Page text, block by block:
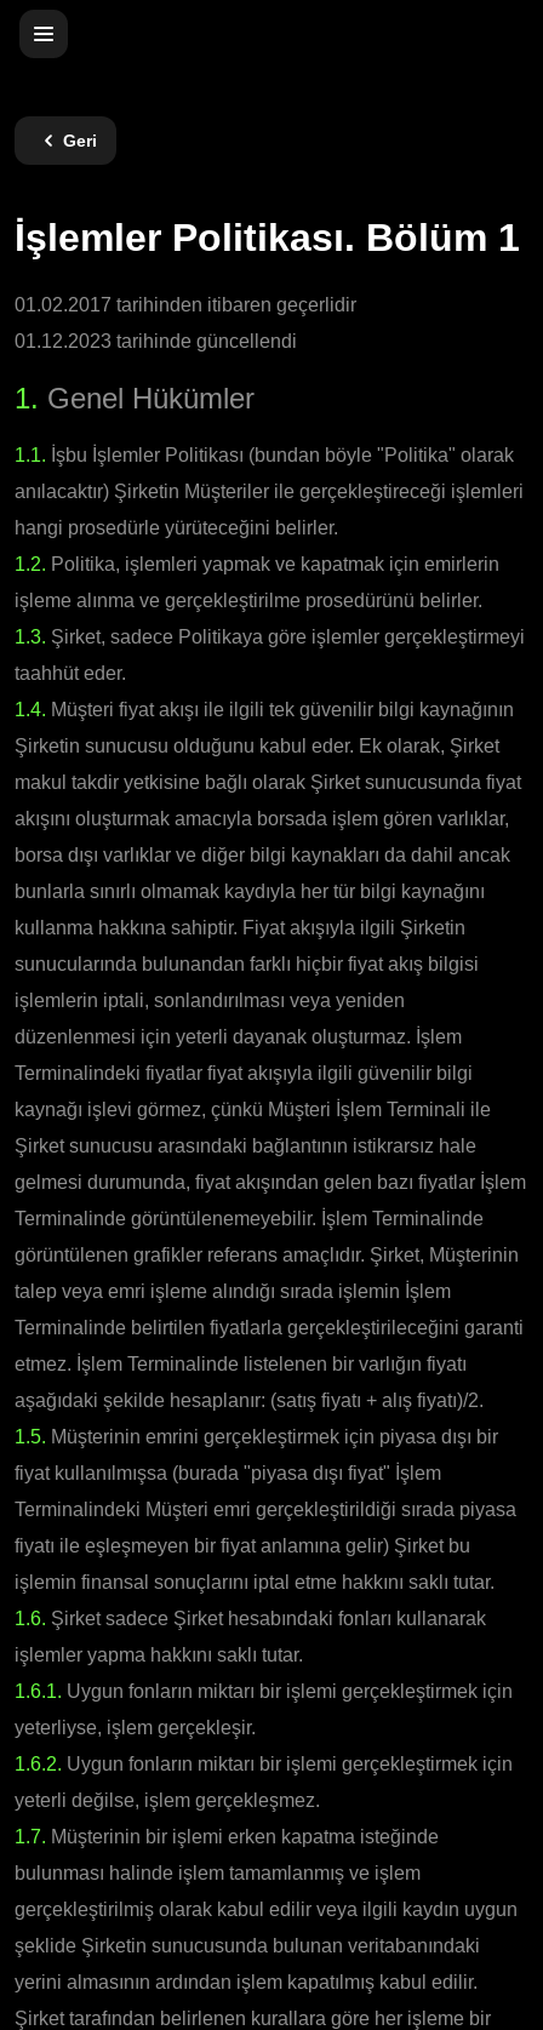
Geri
İşlemler Politikası. Bölüm 1
01.02.2017 tarihinden itibaren geçerlidir
01.12.2023 tarihinde güncellendi
1. Genel Hükümler
1.1. İşbu İşlemler Politikası (bundan böyle "Politika" olarak
anılacaktır) Şirketin Müşteriler ile gerçekleştireceği işlemleri
hangi prosedürle yürüteceğini belirler.
1.2. Politika, işlemleri yapmak ve kapatmak için emirlerin
işleme alınma ve gerçekleştirilme prosedürünü belirler.
1.3. Şirket, sadece Politikaya göre işlemler gerçekleştirmeyi
taahhüt eder.
1.4. Müşteri fiyat akışı ile ilgili tek güvenilir bilgi kaynağının
Şirketin sunucusu olduğunu kabul eder. Ek olarak, Şirket
makul takdir yetkisine bağlı olarak Şirket sunucusunda fiyat
akışını oluşturmak amacıyla borsada işlem gören varlıklar,
borsa dışı varlıklar ve diğer bilgi kaynakları da dahil ancak
bunlarla sınırlı olmamak kaydıyla her tür bilgi kaynağını
kullanma hakkına sahiptir. Fiyat akışıyla ilgili Şirketin
sunucularında bulunandan farklı hiçbir fiyat akış bilgisi
işlemlerin iptali, sonlandırılması veya yeniden
düzenlenmesi için yeterli dayanak oluşturmaz. İşlem
Terminalindeki fiyatlar fiyat akışıyla ilgili güvenilir bilgi
kaynağı işlevi görmez, çünkü Müşteri İşlem Terminali ile
Şirket sunucusu arasındaki bağlantının istikrarsız hale
gelmesi durumunda, fiyat akışından gelen bazı fiyatlar İşlem
Terminalinde görüntülenemeyebilir. İşlem Terminalinde
görüntülenen grafikler referans amaçlıdır. Şirket, Müşterinin
talep veya emri işleme alındığı sırada işlemin İşlem
Terminalinde belirtilen fiyatlarla gerçekleştirileceğini garanti
etmez. İşlem Terminalinde listelenen bir varlığın fiyatı
aşağıdaki şekilde hesaplanır: (satış fiyatı + alış fiyatı)/2.
1.5. Müşterinin emrini gerçekleştirmek için piyasa dışı bir
fiyat kullanılmışsa (burada "piyasa dışı fiyat" İşlem
Terminalindeki Müşteri emri gerçekleştirildiği sırada piyasa
fiyatı ile eşleşmeyen bir fiyat anlamına gelir) Şirket bu
işlemin finansal sonuçlarını iptal etme hakkını saklı tutar.
1.6. Şirket sadece Şirket hesabındaki fonları kullanarak
işlemler yapma hakkını saklı tutar.
1.6.1. Uygun fonların miktarı bir işlemi gerçekleştirmek için
yeterliyse, işlem gerçekleşir.
1.6.2. Uygun fonların miktarı bir işlemi gerçekleştirmek için
yeterli değilse, işlem gerçekleşmez.
1.7. Müşterinin bir işlemi erken kapatma isteğinde
bulunması halinde işlem tamamlanmış ve işlem
gerçekleştirilmiş olarak kabul edilir veya ilgili kaydın uygun
şeklide Şirketin sunucusunda bulunan veritabanındaki
yerini almasının ardından işlem kapatılmış kabul edilir.
Şirket tarafından belirlenen kurallara göre her işleme bir